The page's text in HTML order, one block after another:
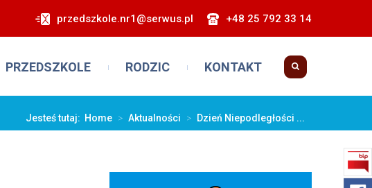
przedszkole.nr1@serwus.pl +48 25 792 33 14
PRZEDSZKOLE RODZIC KONTAKT
Jesteś tutaj: Home > Aktualności > Dzień Niepodległości ...